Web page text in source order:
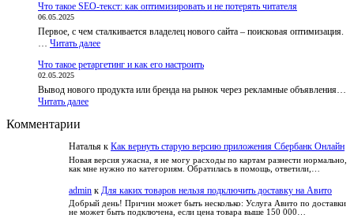
к
обвинения
факты
игры,
и
вера
удачу:
развлечься
безопасно
в
зависимость
Что такое SEO-текст: как оптимизировать и не потерять читателя
06.05.2025
Первое, с чем сталкивается владелец нового сайта – поисковая оптимизация.
… Читать далее:
такое
текст:
потерять
читателя
Что такое ретаргетинг и как его настроить
02.05.2025
Вывод нового продукта или бренда на рынок через рекламные объявления…
Читать далее:
и
как
его
Комментарии
Наталья к Как вернуть старую версию приложения Сбербанк Онлайн
Новая версия ужасна, я не могу расходы по картам разнести нормально,
как мне нужно по категориям. Обратилась в помощь, ответили,…
admin к Для каких товаров нельзя подключить доставку на Авито
Добрый день! Причин может быть несколько: Услуга Авито по доставки
не может быть подключена, если цена товара выше 150 000…